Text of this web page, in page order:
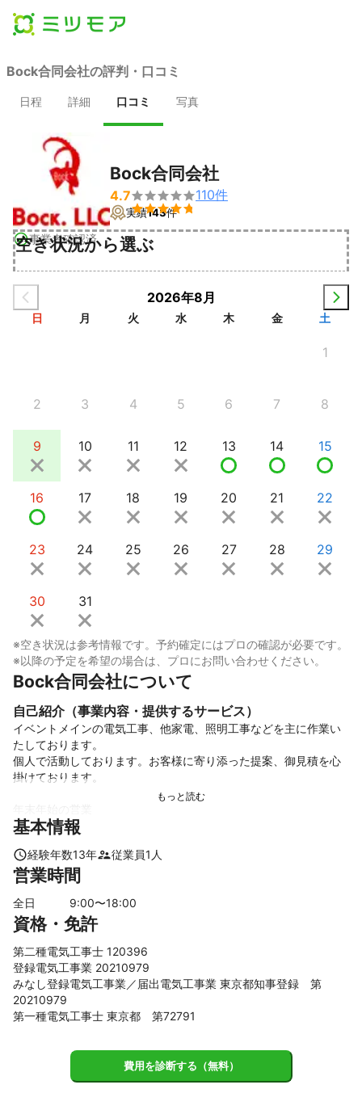
Bock合同会社の評判・口コミ
日程 詳細 口コミ 写真
事業者確認済
Bock合同会社
4.7

110件
実績143件
空き状況から選ぶ
2026年8月
日 月 火 水 木 金 土
1
2 3 4 5 6 7 8
9 10 11 12 13 14 15
16 17 18 19 20 21 22
23 24 25 26 27 28 29
30 31
※空き状況は参考情報です。予約確定にはプロの確認が必要です。
※以降の予定を希望の場合は、プロにお問い合わせください。
Bock合同会社について
自己紹介（事業内容・提供するサービス）
イベントメインの電気工事、他家電、照明工事などを主に作業い
たしております。
個人で活動しております。お客様に寄り添った提案、御見積を心
掛けております。
12月27日〜2023年1月5日まで休業いたします。
工事キャンセルポリシー
工事決定後の工事キャンセルは最低料金（￥9000＋別途購入した
をご請求させていただきますのでご了承ください。
12月27日〜2023年1月5日まで休業します。
その間のチャットへの返信は出来ませんのでご了承ください。
基本情報
経験年数13年 従業員1 人
営業時間
全日 9:00〜18:00
資格・免許
第二種電気工事士 120396
登録電気工事業 20210979
みなし登録電気工事業／届出電気工事業 東京都知事登録 第
20210979
第一種電気工事士 東京都 第72791
費用を診断する（無料）